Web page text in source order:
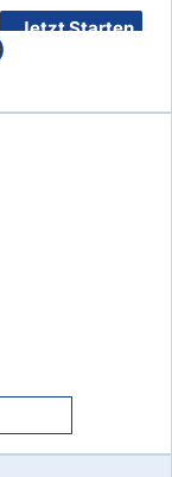
Jetzt Starten